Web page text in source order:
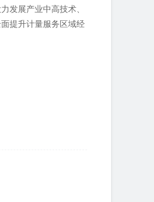
发展产业中高技术、
提升计量服务区域经